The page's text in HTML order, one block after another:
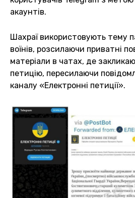
акаунтів.
Шахраї використовують тему
воїнів, розсилаючи приватні
матеріали в чатах, де
петицію, пересилаючи
каналу «Електронні петиції».